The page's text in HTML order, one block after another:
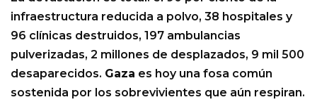
infraestructura reducida a polvo, 38 hospitales y
96 clínicas destruidos, 197 ambulancias
pulverizadas, 2 millones de desplazados, 9 mil 500
desaparecidos. Gaza es hoy una fosa común
sostenida por los sobrevivientes que aún respiran.